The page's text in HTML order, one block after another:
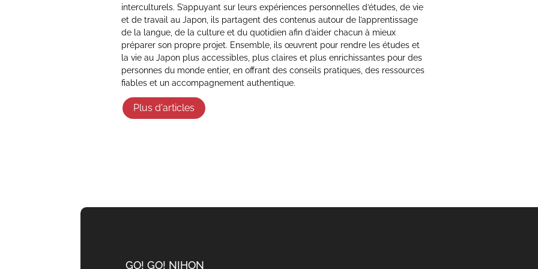
interculturels. S’appuyant sur leurs expériences personnelles d’études, de vie
et de travail au Japon, ils partagent des contenus autour de l’apprentissage
de la langue, de la culture et du quotidien afin d’aider chacun à mieux
préparer son propre projet. Ensemble, ils œuvrent pour rendre les études et
la vie au Japon plus accessibles, plus claires et plus enrichissantes pour des
personnes du monde entier, en offrant des conseils pratiques, des ressources
fiables et un accompagnement authentique.
Plus d'articles
GO! GO! NIHON